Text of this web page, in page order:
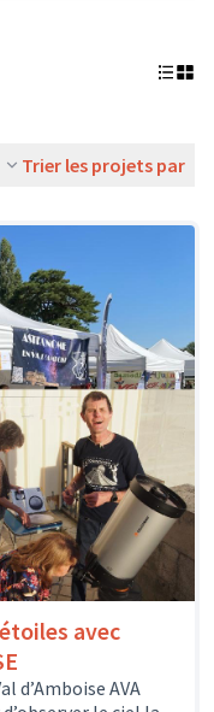
Trier les projets par
avec
d’Amboise AVA